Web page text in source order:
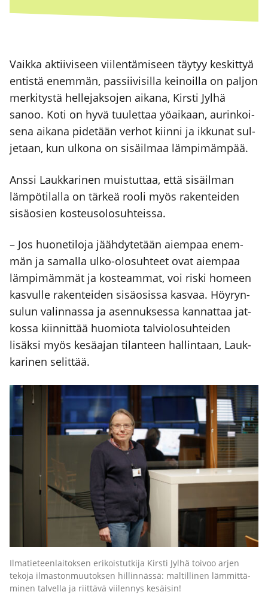
Vaik­ka aktii­vi­seen vii­len­tä­mi­seen täy­tyy kes­kit­tyä
entis­tä enem­män, pas­sii­vi­sil­la kei­noil­la on pal­jon
mer­ki­tys­tä hel­le­jak­so­jen aika­na, Kirs­ti Jyl­hä
sanoo. Koti on hyvä tuu­let­taa yöai­kaan, aurin­koi­
se­na aika­na pide­tään ver­hot kiin­ni ja ikku­nat sul­
je­taan, kun ulko­na on sisäil­maa läm­pi­mäm­pää.
Ans­si Lauk­ka­ri­nen muis­tut­taa, että sisäil­man
läm­pö­ti­lal­la on tär­keä roo­li myös raken­tei­den
sisä­osien kos­teuso­lo­suh­teis­sa.
– Jos huo­ne­ti­lo­ja jääh­dy­te­tään aiem­paa enem­
män ja samal­la ulko-olo­suh­teet ovat aiem­paa
läm­pi­mäm­mät ja kos­team­mat, voi ris­ki homeen
kas­vul­le raken­tei­den sisä­osis­sa kas­vaa. Höy­ryn­
su­lun valin­nas­sa ja asen­nuk­ses­sa kan­nat­taa jat­
kos­sa kiin­nit­tää huo­mio­ta tal­vio­lo­suh­tei­den
lisäk­si myös kesä­ajan tilan­teen hal­lin­taan, Lauk­
ka­ri­nen selit­tää.
Ilma­tie­teen­lai­tok­sen eri­kois­tut­ki­ja Kirs­ti Jyl­hä toi­voo arjen
teko­ja ilmas­ton­muu­tok­sen hil­lin­näs­sä: mal­til­li­nen läm­mit­tä­
mi­nen tal­vel­la ja riit­tä­vä vii­len­nys kesäi­sin!